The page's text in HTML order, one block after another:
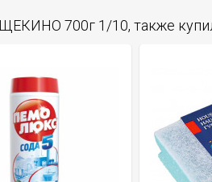
700г 1/10, также